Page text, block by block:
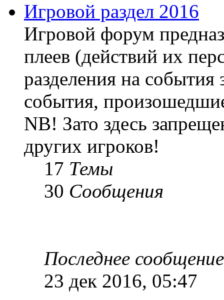
Игровой раздел 2016
Игровой форум
плеев (действий их
разделения на
события,
NB! Зато здесь
других игроков!
17 Темы
30 Сообщения
Последнее сообщение
23 дек 2016, 05:47